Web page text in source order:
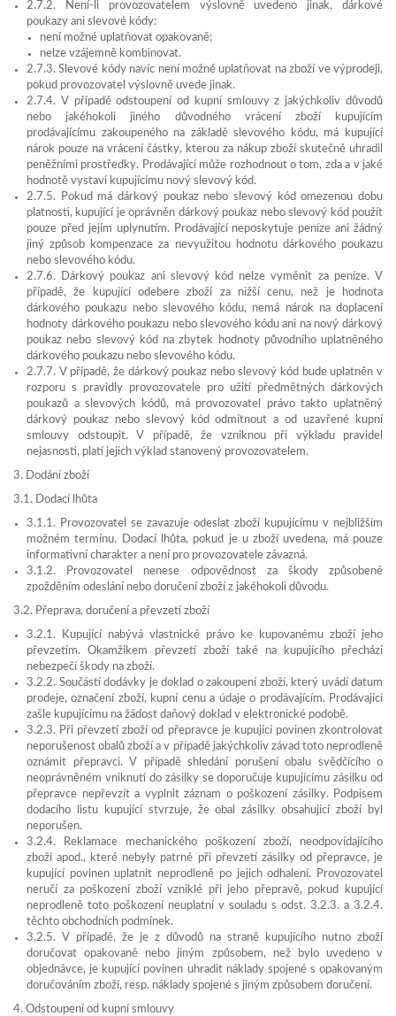
2.7.2. Není-li provozovatelem výslovně uvedeno jinak, dárkové
poukazy ani slevové kódy:
není možné uplatňovat opakovaně;
nelze vzájemně kombinovat.
2.7.3. Slevové kódy navíc není možné uplatňovat na zboží ve výprodeji,
pokud provozovatel výslovně uvede jinak.
2.7.4. V případě odstoupení od kupní smlouvy z jakýchkoliv důvodů
nebo jakéhokoli jiného důvodného vrácení zboží kupujícím
prodávajícímu zakoupeného na základě slevového kódu, má kupující
nárok pouze na vrácení částky, kterou za nákup zboží skutečně uhradil
peněžními prostředky. Prodávající může rozhodnout o tom, zda a v jaké
hodnotě vystaví kupujícímu nový slevový kód.
2.7.5. Pokud má dárkový poukaz nebo slevový kód omezenou dobu
platnosti, kupující je oprávněn dárkový poukaz nebo slevový kód použít
pouze před jejím uplynutím. Prodávající neposkytuje peníze ani žádný
jiný způsob kompenzace za nevyužitou hodnotu dárkového poukazu
nebo slevového kódu.
2.7.6. Dárkový poukaz ani slevový kód nelze vyměnit za peníze. V
případě, že kupující odebere zboží za nižší cenu, než je hodnota
dárkového poukazu nebo slevového kódu, nemá nárok na doplacení
hodnoty dárkového poukazu nebo slevového kódu ani na nový dárkový
poukaz nebo slevový kód na zbytek hodnoty původního uplatněného
dárkového poukazu nebo slevového kódu.
2.7.7. V případě, že dárkový poukaz nebo slevový kód bude uplatněn v
rozporu s pravidly provozovatele pro užití předmětných dárkových
poukazů a slevových kódů, má provozovatel právo takto uplatněný
dárkový poukaz nebo slevový kód odmítnout a od uzavřené kupní
smlouvy odstoupit. V případě, že vzniknou při výkladu pravidel
nejasnosti, platí jejich výklad stanovený provozovatelem.
3. Dodání zboží
3.1. Dodací lhůta
3.1.1. Provozovatel se zavazuje odeslat zboží kupujícímu v nejbližším
možném termínu. Dodací lhůta, pokud je u zboží uvedena, má pouze
informativní charakter a není pro provozovatele závazná.
3.1.2. Provozovatel nenese odpovědnost za škody způsobené
zpožděním odeslání nebo doručení zboží z jakéhokoli důvodu.
3.2. Přeprava, doručení a převzetí zboží
3.2.1. Kupující nabývá vlastnické právo ke kupovanému zboží jeho
převzetím. Okamžikem převzetí zboží také na kupujícího přechází
nebezpečí škody na zboží.
3.2.2. Součástí dodávky je doklad o zakoupení zboží, který uvádí datum
prodeje, označení zboží, kupní cenu a údaje o prodávajícím. Prodávající
zašle kupujícímu na žádost daňový doklad v elektronické podobě.
3.2.3. Při převzetí zboží od přepravce je kupující povinen zkontrolovat
neporušenost obalů zboží a v případě jakýchkoliv závad toto neprodleně
oznámit přepravci. V případě shledání porušení obalu svědčícího o
neoprávněném vniknutí do zásilky se doporučuje kupujícímu zásilku od
přepravce nepřevzít a vyplnit záznam o poškození zásilky. Podpisem
dodacího listu kupující stvrzuje, že obal zásilky obsahující zboží byl
neporušen.
3.2.4. Reklamace mechanického poškození zboží, neodpovídajícího
zboží apod., které nebyly patrné při převzetí zásilky od přepravce, je
kupující povinen uplatnit neprodleně po jejich odhalení. Provozovatel
neručí za poškození zboží vzniklé při jeho přepravě, pokud kupující
neprodleně toto poškození neuplatní v souladu s odst. 3.2.3. a 3.2.4.
těchto obchodních podmínek.
3.2.5. V případě, že je z důvodů na straně kupujícího nutno zboží
doručovat opakovaně nebo jiným způsobem, než bylo uvedeno v
objednávce, je kupující povinen uhradit náklady spojené s opakovaným
doručováním zboží, resp. náklady spojené s jiným způsobem doručení.
4. Odstoupení od kupní smlouvy